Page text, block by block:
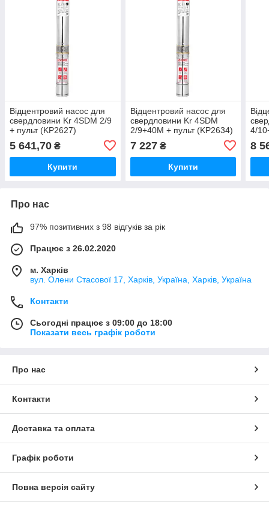
Відцентровий насос для
свердловини Kr 4SDM 2/9
+ пульт (KP2627)
5 641,70 ₴
Купити
Відцентровий насос для
свердловини Kr 4SDM
2/9+40M + пульт (KP2634)
7 227₴
Купити
4/
8
Про нас
97% позитивних з 98 відгуків за рік
Працює з 26.02.2020
м. Харків
вул. Олени Стасової 17, Харків, Україна, Харків, Україна
Контакти
Сьогодні працює з 09:00 до 18:00
Показати весь графік роботи
Про нас
Контакти
Доставка та оплата
Графік роботи
Повна версія сайту